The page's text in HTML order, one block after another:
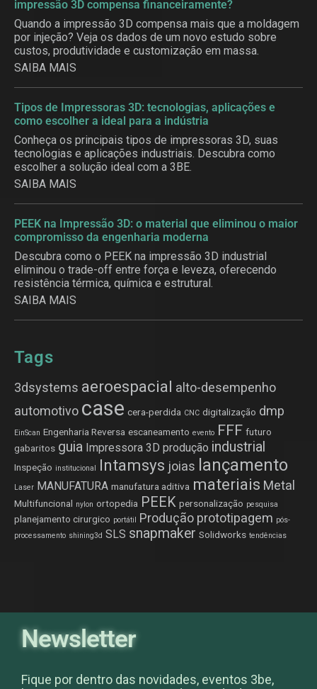
impressão 3D compensa financeiramente?
Quando a impressão 3D compensa mais que a moldagem
por injeção? Veja os dados de um novo estudo sobre
custos, produtividade e customização em massa.
SAIBA MAIS
Tipos de Impressoras 3D: tecnologias, aplicações e
como escolher a ideal para a indústria
Conheça os principais tipos de impressoras 3D, suas
tecnologias e aplicações industriais. Descubra como
escolher a solução ideal com a 3BE.
SAIBA MAIS
PEEK na Impressão 3D: o material que eliminou o maior
compromisso da engenharia moderna
Descubra como o PEEK na impressão 3D industrial
eliminou o trade-off entre força e leveza, oferecendo
resistência térmica, química e estrutural.
SAIBA MAIS
Tags
3dsystems aeroespacial alto-desempenho
automotivo case cera-perdida CNC digitalização dmp
EinScan Engenharia Reversa escaneamento evento FFF futuro
gabaritos guia Impressora 3D produção industrial
Inspeção institucional Intamsys joias lançamento
Laser MANUFATURA manufatura aditiva materiais Metal
Multifuncional nylon ortopedia PEEK personalização pesquisa
planejamento cirurgico portátil Produção prototipagem pós-
processamento shining3d SLS snapmaker Solidworks tendências
Newsletter
Fique por dentro das novidades, eventos 3be,